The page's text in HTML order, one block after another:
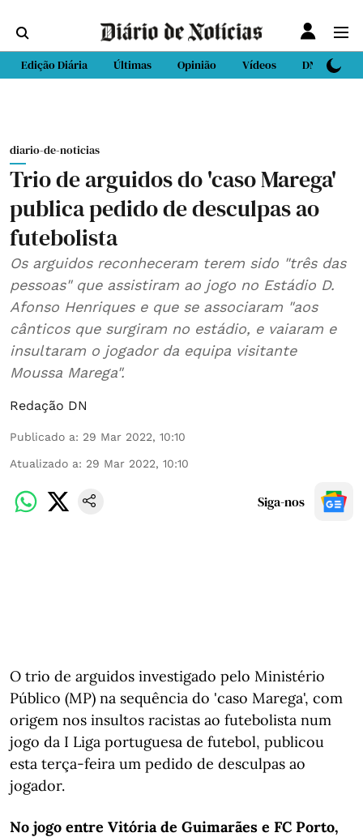
Edição Diária Últimas Opinião Vídeos DN Sport
diario-de-noticias
Trio de arguidos do 'caso Marega'
publica pedido de desculpas ao
futebolista
Os arguidos reconheceram terem sido "três das
pessoas" que assistiram ao jogo no Estádio D.
Afonso Henriques e que se associaram "aos
cânticos que surgiram no estádio, e vaiaram e
insultaram o jogador da equipa visitante
Moussa Marega".
Redação DN
Publicado a: 29 Mar 2022, 10:10
Atualizado a: 29 Mar 2022, 10:10
Siga-nos
O trio de arguidos investigado pelo Ministério
Público (MP) na sequência do 'caso Marega', com
origem nos insultos racistas ao futebolista num
jogo da I Liga portuguesa de futebol, publicou
esta terça-feira um pedido de desculpas ao
jogador.
No jogo entre Vitória de Guimarães e FC Porto,